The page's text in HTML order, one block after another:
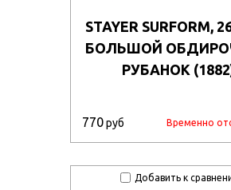
STAYER SURFORM,
БОЛЬШОЙ
РУБАНОК
770руб Временно
Добавить к